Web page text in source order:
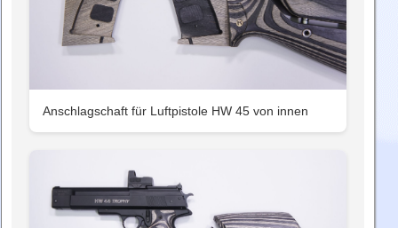
Anschlagschaft für Luftpistole HW 45 von innen